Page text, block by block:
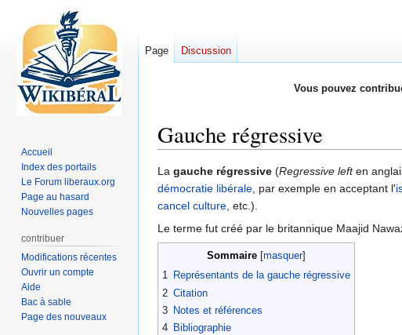
Vous pouvez
Gauche régressive
Aller
à
la
navigation
Aller
à
la
recherche
La gauche régressive (Regressive leften
démocratie libérale, par exemple en acceptant l'
cancel culture, etc.).
Le terme fut créé par le britannique Maajid
Sommaire
1 Représentants de la gauche régressive
2 Citation
3 Notes et références
4 Bibliographie
Page Discussion
Accueil
Index des portails
Le Forum liberaux.org
Page au hasard
Nouvelles pages
contribuer
Modifications récentes
Ouvrir un compte
Aide
Bac à sable
Page des nouveaux